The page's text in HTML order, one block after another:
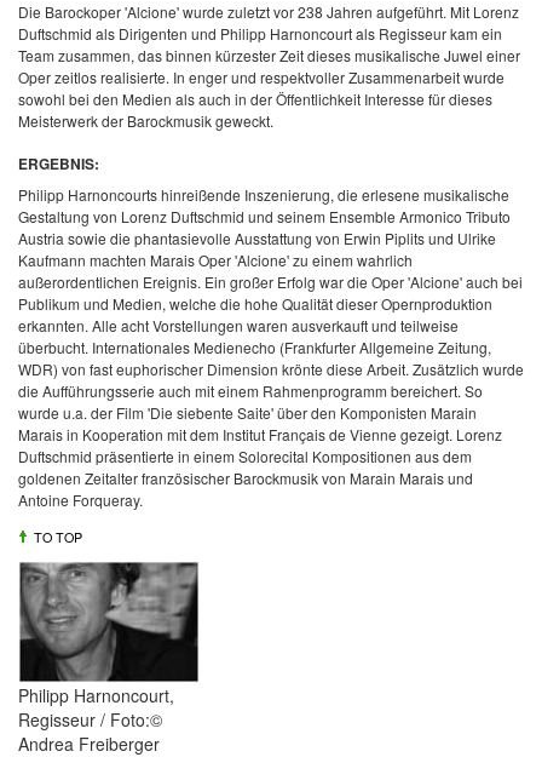
Die Barockoper 'Alcione' wurde zuletzt vor 238 Jahren aufgeführt. Mit Lorenz
Duftschmid als Dirigenten und Philipp Harnoncourt als Regisseur kam ein
Team zusammen, das binnen kürzester Zeit diesesmusikalische Juwel einer
Oper zeitlos realisierte. In enger und respektvoller Zusammenarbeit wurde
sowohl bei den Medien als auch in der Öffentlichkeit Interesse für dieses
Meisterwerk der Barockmusik geweckt.
ERGEBNIS:
Philipp Harnoncourts hinreißende Inszenierung, die erlesene musikalische
Gestaltung von Lorenz Duftschmid und seinem Ensemble Armonico Tributo
Austria sowie die phantasievolle Ausstattung von Erwin Piplits und Ulrike
Kaufmann machten Marais Oper 'Alcione' zu einem wahrlich
außerordentlichen Ereignis. Ein großer Erfolg war die Oper 'Alcione' auch bei
Publikum und Medien, welche die hohe Qualität dieser Opernproduktion
erkannten. Alle acht Vorstellungen waren ausverkauft und teilweise
überbucht. Internationales Medienecho (Frankfurter Allgemeine Zeitung,
WDR) von fast euphorischer Dimension krönte diese Arbeit. Zusätzlich wurde
die Aufführungsserie auch mit einem Rahmenprogramm bereichert. So
wurde u.a. der Film 'Die siebente Saite' über den Komponisten Marain
Marais in Kooperation mit dem Institut Françaisde Vienne gezeigt. Lorenz
Duftschmid präsentierte in einem Solorecital Kompositionen aus dem
goldenen Zeitalter französischer Barockmusik von Marain Marais und
Antoine Forqueray.
TO TOP
Philipp Harnoncourt,
Regisseur / Foto:©
Andrea Freiberger